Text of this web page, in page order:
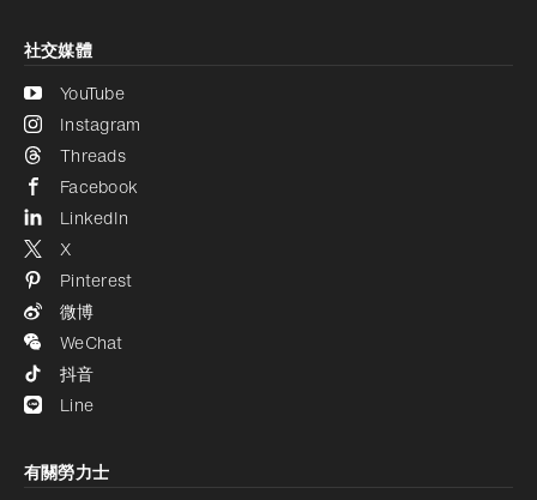
社交媒體
YouTube
Instagram
Threads
Facebook
LinkedIn
X
Pinterest
微博
WeChat
抖音
Line
有關勞力士